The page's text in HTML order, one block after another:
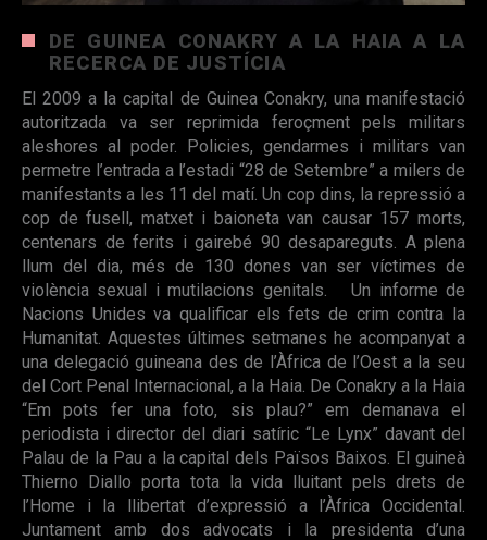
DE GUINEA CONAKRY A LA HAIA A LA
RECERCA DE JUSTÍCIA
El 2009 a la capital de Guinea Conakry, una manifestació
autoritzada va ser reprimida feroçment pels militars
aleshores al poder. Policies, gendarmes i militars van
permetre l’entrada a l’estadi “28 de Setembre” a milers de
manifestants a les 11 del matí. Un cop dins, la repressió a
cop de fusell, matxet i baioneta van causar 157 morts,
centenars de ferits i gairebé 90 desapareguts. A plena
llum del dia, més de 130 dones van ser víctimes de
violència sexual i mutilacions genitals. Un informe de
Nacions Unides va qualificar els fets de crim contra la
Humanitat. Aquestes últimes setmanes he acompanyat a
una delegació guineana des de l’Àfrica de l’Oest a la seu
del Cort Penal Internacional, a la Haia. De Conakry a la Haia
“Em pots fer una foto, sis plau?” em demanava el
periodista i director del diari satíric “Le Lynx” davant del
Palau de la Pau a la capital dels Països Baixos. El guineà
Thierno Diallo porta tota la vida lluitant pels drets de
l’Home i la llibertat d’expressió a l’Àfrica Occidental.
Juntament amb dos advocats i la presidenta d’una